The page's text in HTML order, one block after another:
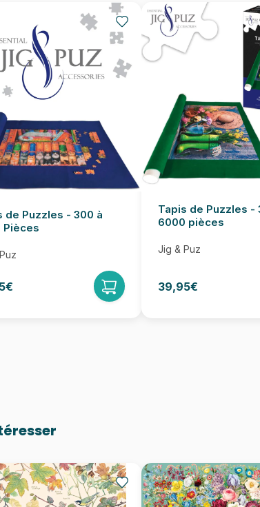
de Puzzles - 300 à
Pièces
Tapis de Puzzles -
6000 pièces
Jig & Puz
39,95€